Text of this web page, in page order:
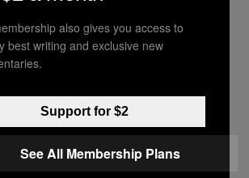
så amerikanerne i
also gives you access to
best writing and exclusive new
Support for $2
See All Membership Plans